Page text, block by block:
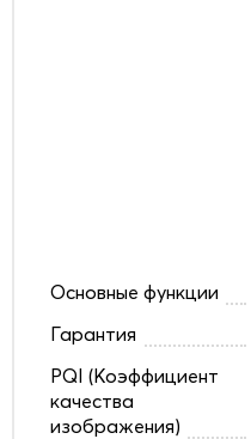
Основные функции
Гарантия
PQI (Коэффициент
качества
изображения)